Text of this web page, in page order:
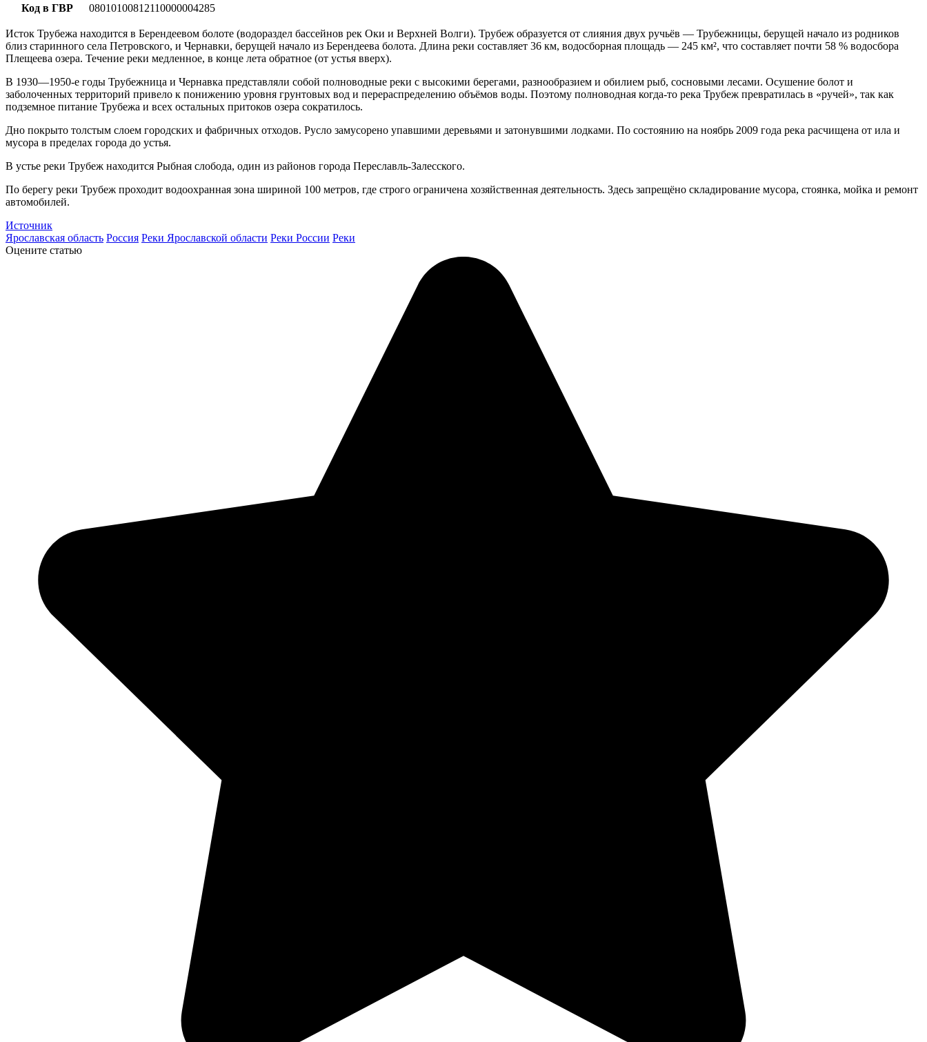
Код в ГВР 08010100812110000004285
Исток Трубежа находится в Берендеевом болоте (водораздел бассейнов рек Оки и Верхней Волги). Трубеж образуется от слияния двух ручьёв — Трубежницы, берущей начало из родников
близ старинного села Петровского, и Чернавки, берущей начало из Берендеева болота. Длина реки составляет 36 км, водосборная площадь — 245 км², что составляет почти 58 % водосбора
Плещеева озера. Течение реки медленное, в конце лета обратное (от устья вверх).
В 1930—1950-е годы Трубежница и Чернавка представляли собой полноводные реки с высокими берегами, разнообразием и обилием рыб, сосновыми лесами. Осушение болот и
заболоченных территорий привело к понижению уровня грунтовых вод и перераспределению объёмов воды. Поэтому полноводная когда-то река Трубеж превратилась в «ручей», так как
подземное питание Трубежа и всех остальных притоков озера сократилось.
Дно покрыто толстым слоем городских и фабричных отходов. Русло замусорено упавшими деревьями и затонувшими лодками. По состоянию на ноябрь 2009 года река расчищена от ила и
мусора в пределах города до устья.
В устье реки Трубеж находится Рыбная слобода, один из районов города Переславль-Залесского.
По берегу реки Трубеж проходит водоохранная зона шириной 100 метров, где строго ограничена хозяйственная деятельность. Здесь запрещёно складирование мусора, стоянка, мойка и ремонт
автомобилей.
Источник
Ярославская область Россия Реки Ярославской области Реки России Реки
Оцените статью